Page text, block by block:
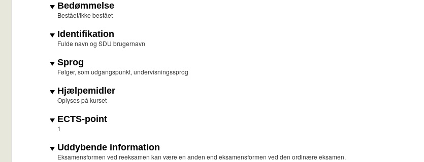
Bedømmelse
Bestået/Ikke bestået
Identifikation
Fulde navn og SDU brugernavn
Sprog
Følger, som udgangspunkt, undervisningssprog
Hjælpemidler
Oplyses på kurset
ECTS-point
1
Uddybende information
Eksamensformen ved reeksamen kan være en anden end eksamensformen ved den ordinære eksamen.